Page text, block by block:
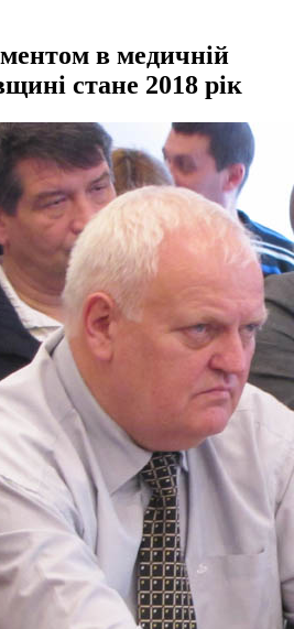
в медичній
стане 2018 рік